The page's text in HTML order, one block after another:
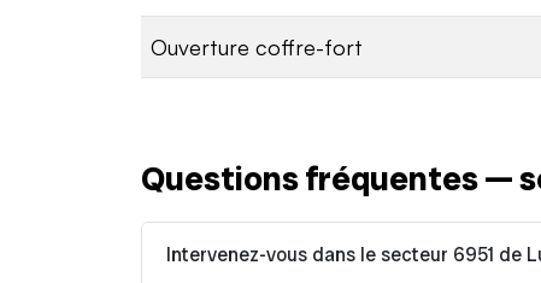
Ouverture coffre-fort
Questions fréquentes —
Intervenez-vous dans le secteur 6951 de